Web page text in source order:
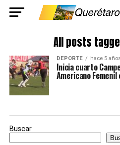
All posts
DEPORTE hace 5
Inicia cuarto
Americano
Buscar